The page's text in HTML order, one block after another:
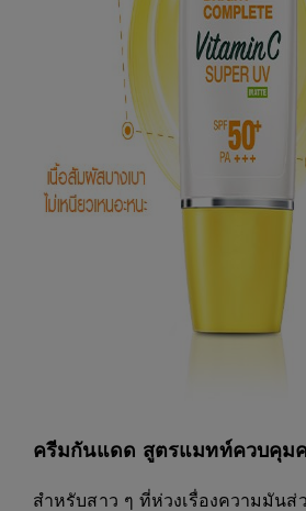
ครีมกันแดด สูตรแมทท์ควบคุม
สำหรับสาว ๆ ที่ห่วงเรื่องความมันส่